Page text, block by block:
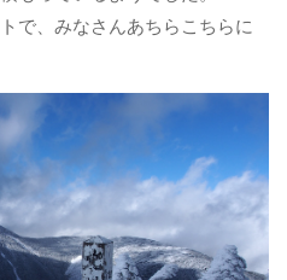
で、みなさんあちらこちらに